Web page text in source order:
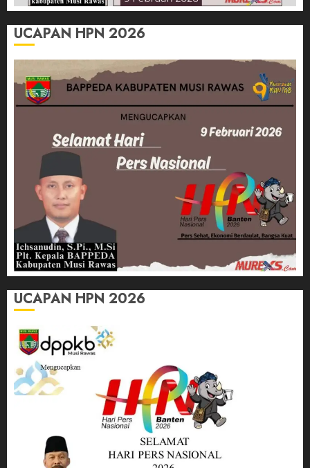
UCAPAN HPN 2026
UCAPAN HPN 2026